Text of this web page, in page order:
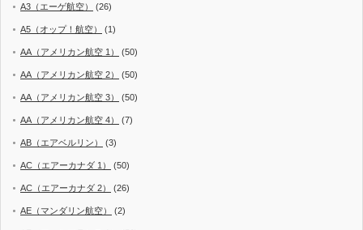
A3（エーゲ航空） (26)
A5（オップ！航空） (1)
AA（アメリカン航空 1） (50)
AA（アメリカン航空 2） (50)
AA（アメリカン航空 3） (50)
AA（アメリカン航空 4） (7)
AB（エアベルリン） (3)
AC（エアーカナダ 1） (50)
AC（エアーカナダ 2） (26)
AE（マンダリン航空） (2)